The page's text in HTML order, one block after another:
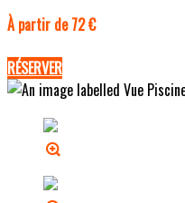
À partir de 72 €
RÉSERVER